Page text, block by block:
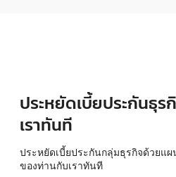
ประหยัดเบี้ยประกันธุ
เราทันที
ประหยัดเบี้ยประกันกลุ่มธุรกิจด้วยแ
ของท่านกับเราทันที